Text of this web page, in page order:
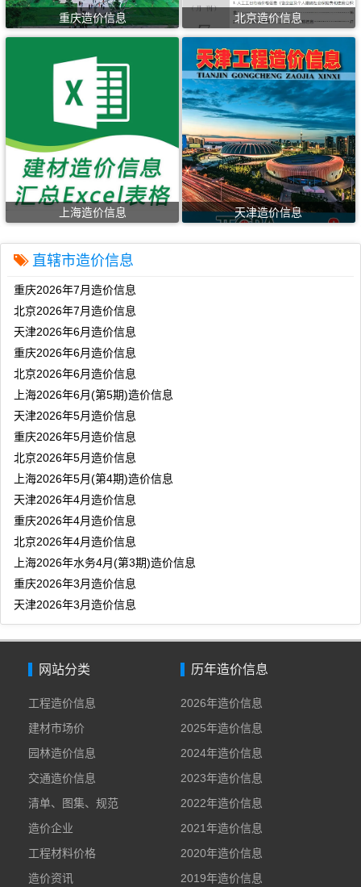
重庆造价信息 北京造价信息
上海造价信息 天津造价信息
直辖市造价信息
重庆2026年7月造价信息
北京2026年7月造价信息
天津2026年6月造价信息
重庆2026年6月造价信息
北京2026年6月造价信息
上海2026年6月(第5期)造价信息
天津2026年5月造价信息
重庆2026年5月造价信息
北京2026年5月造价信息
上海2026年5月(第4期)造价信息
天津2026年4月造价信息
重庆2026年4月造价信息
北京2026年4月造价信息
上海2026年水务4月(第3期)造价信息
重庆2026年3月造价信息
天津2026年3月造价信息
网站分类
工程造价信息
建材市场价
园林造价信息
交通造价信息
清单、图集、规范
造价企业
工程材料价格
造价资讯
历年造价信息
2026年造价信息
2025年造价信息
2024年造价信息
2023年造价信息
2022年造价信息
2021年造价信息
2020年造价信息
2019年造价信息